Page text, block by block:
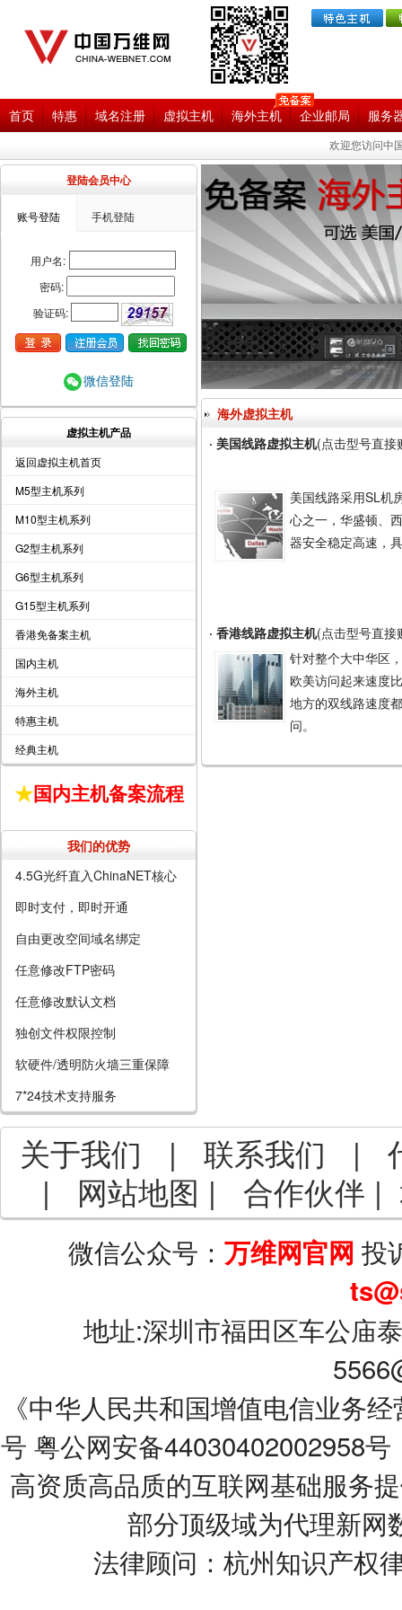
首页
欢迎您访问中
特惠 域名注册 虚拟主机 海外主机 企业邮局 服务
登陆会员中心
账号登陆 手机登陆
用户名:
密码:
验证码:
微信登陆
虚拟主机产品
返回虚拟主机首页
M5型主机系列
M10型主机系列
G2型主机系列
G6型主机系列
G15型主机系列
香港免备案主机
国内主机
海外主机
特惠主机
经典主机
★国内主机备案流程
我们的优势
4.5G光纤直入ChinaNET核心
即时支付，即时开通
自由更改空间域名绑定
任意修改FTP密码
任意修改默认文档
独创文件权限控制
软硬件/透明防火墙三重保障
7*24技术支持服务
海外虚拟主机
· 美国线路虚拟主机(点击型号直接
美国线路采用SL机
心之一，华盛顿、
器安全稳定高速，
· 香港线路虚拟主机(点击型号直接
针对整个大中华区
欧美访问起来速度
地方的双线路速度
问。
关于我们 | 联系我们 |
| 网站地图 |合作伙伴 |
微信公众号：万维网官网 投
地址:深圳市福田区车公庙
《中华人民共和国增值电信业务
号 粤公网安备44030402002958号
高资质高品质的互联网基础服务
部分顶级域为代理新网
法律顾问：杭州知识产